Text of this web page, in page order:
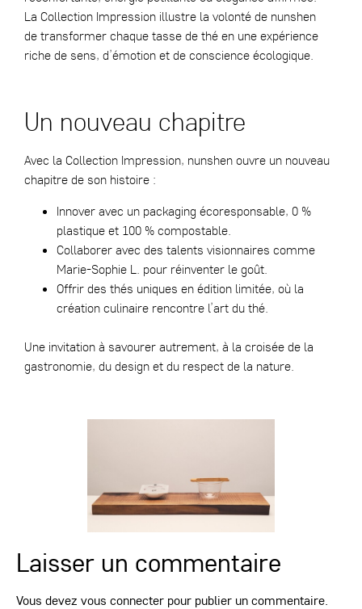
La Collection Impression illustre la volonté de nunshen
de transformer chaque tasse de thé en une expérience
riche de sens, d’émotion et de conscience écologique.
Un nouveau chapitre
Avec la Collection Impression, nunshen ouvre un nouveau
chapitre de son histoire :
Innover avec un packaging écoresponsable, 0 %
plastique et 100 % compostable.
Collaborer avec des talents visionnaires comme
Marie-Sophie L. pour réinventer le goût.
Offrir des thés uniques en édition limitée, où la
création culinaire rencontre l’art du thé.
Une invitation à savourer autrement, à la croisée de la
gastronomie, du design et du respect de la nature.
Laisser un commentaire
Vous devez vous connecter pour publier un commentaire.